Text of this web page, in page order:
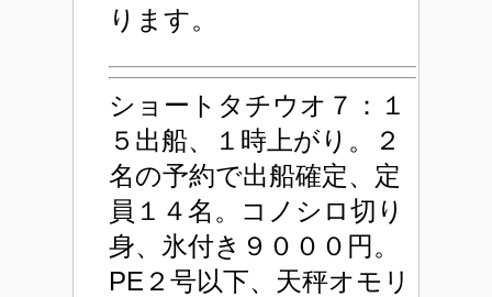
ります。
ショートタチウオ７：１
５出船、１時上がり。２
名の予約で出船確定、定
員１４名。コノシロ切り
身、氷付き９０００円。
PE２号以下、天秤オモリ